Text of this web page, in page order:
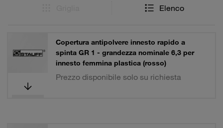
Elenco
Copertura antipolvere innesto rapido a
spinta GR 1 - grandezza nominale 6,3 per
innesto femmina plastica (rosso)
Prezzo disponibile solo su richiesta